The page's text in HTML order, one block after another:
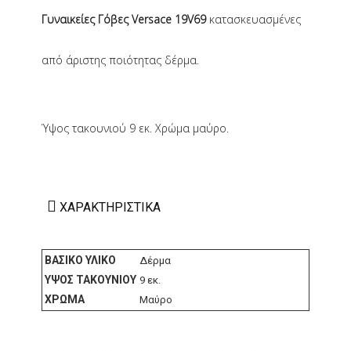
Γυναικείες Γόβες Versace 19V69κατασκευασμένες
από άριστης ποιότητας δέρμα.
Ύψος τακουνιού 9 εκ. Χρώμα μαύρο.
ΧΑΡΑΚΤΗΡΙΣΤΙΚΆ
ΒΑΣΙΚΌ ΥΛΙΚΌ Δέρμα
ΎΨΟΣ ΤΑΚΟΥΝΙΟΎ 9 εκ.
ΧΡΏΜΑ Μαύρο